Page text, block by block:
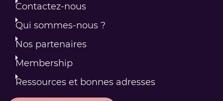
Contactez-nous
Qui sommes-nous ?
Nos partenaires
Membership
Ressources et bonnes adresses